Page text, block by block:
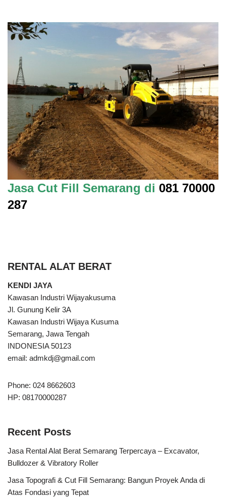
Jasa Cut Fill Semarang di 081 70000
287
RENTAL ALAT BERAT
KENDI JAYA
Kawasan Industri Wijayakusuma
Jl. Gunung Kelir 3A
Kawasan Industri Wijaya Kusuma
Semarang, Jawa Tengah
INDONESIA 50123
email: admkdj@gmail.com
Phone: 024 8662603
HP: 08170000287
Recent Posts
Jasa Rental Alat Berat Semarang Terpercaya – Excavator,
Bulldozer & Vibratory Roller
Jasa Topografi & Cut Fill Semarang: Bangun Proyek Anda di
Atas Fondasi yang Tepat